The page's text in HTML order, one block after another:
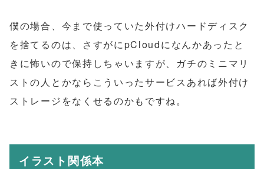
僕の場合、今まで使っていた外付けハードディスク
を捨てるのは、さすがにpCloudになんかあったと
きに怖いので保持しちゃいますが、ガチのミニマリ
ストの人とかならこういったサービスあれば外付け
ストレージをなくせるのかもですね。
イラスト関係本